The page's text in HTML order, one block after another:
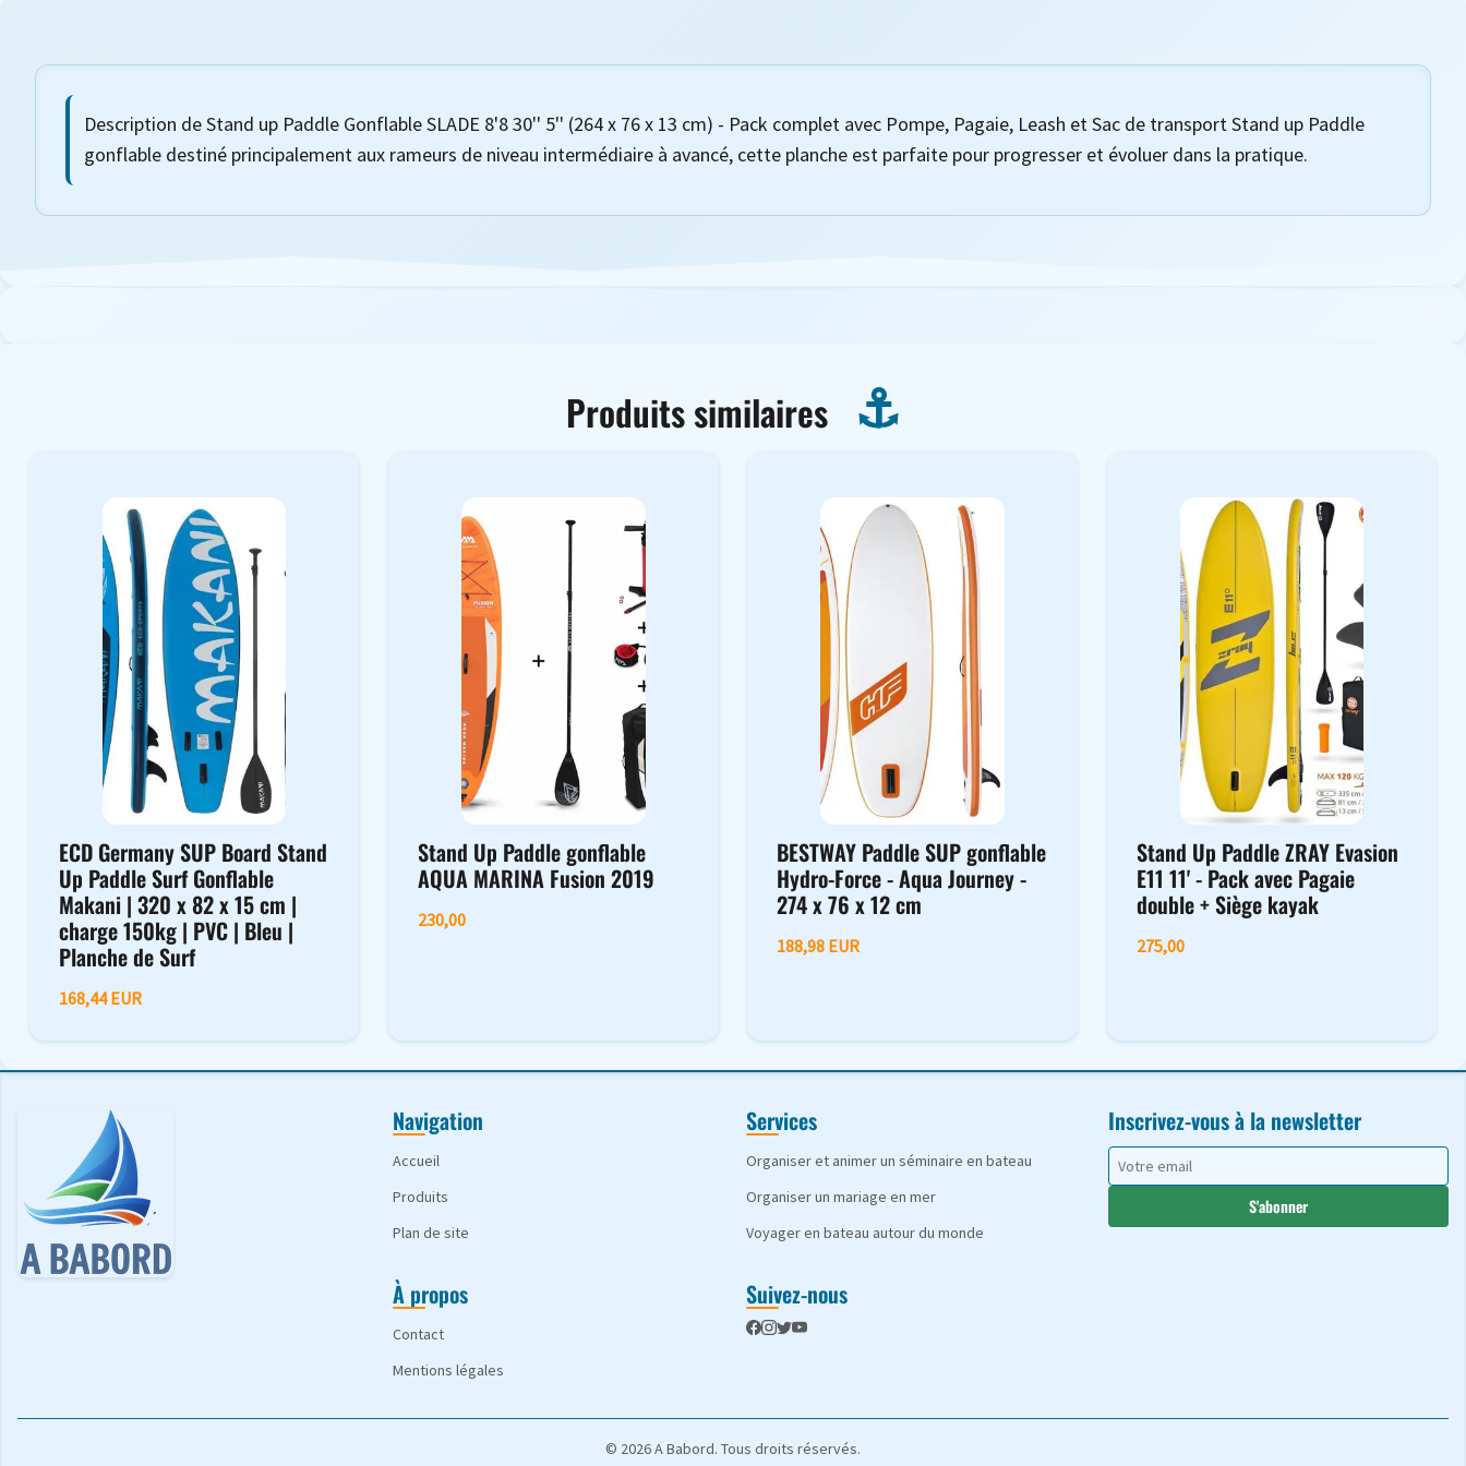
Description de Stand up Paddle Gonflable SLADE 8'8 30'' 5'' (264 x 76 x 13 cm) - Pack complet avec Pompe, Pagaie, Leash et Sac de transport Stand up Paddle
gonflable destiné principalement aux rameurs de niveau intermédiaire à avancé, cette planche est parfaite pour progresser et évoluer dans la pratique.
Produits similaires
ECD Germany SUP Board Stand
Up Paddle Surf Gonflable
Makani | 320 x 82 x 15 cm |
charge 150kg | PVC | Bleu |
Planche de Surf
168,44 EUR
Stand Up Paddle gonflable
AQUA MARINA Fusion 2019
230,00
BESTWAY Paddle SUP gonflable
Hydro-Force - Aqua Journey -
274 x 76 x 12 cm
188,98 EUR
Stand Up Paddle ZRAY Evasion
E11 11' - Pack avec Pagaie
double + Siège kayak
275,00
Navigation
Accueil
Produits
Plan de site
Services
Organiser et animer un séminaire en bateau
Organiser un mariage en mer
Voyager en bateau autour du monde
À propos
Contact
Mentions légales
Suivez-nous
Inscrivez-vous à la newsletter
S'abonner
© 2026 A Babord. Tous droits réservés.